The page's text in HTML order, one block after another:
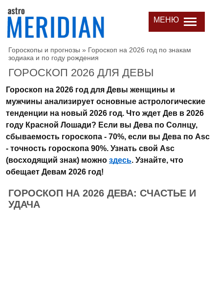
МЕНЮ
Гороскопы и прогнозы » Гороскоп на 2026 год по знакам
зодиака и по году рождения
ГОРОСКОП 2026 ДЛЯ ДЕВЫ
Гороскоп на 2026 год для Девы женщины и
мужчины анализирует основные астрологические
тенденции на новый 2026 год. Что ждет Дев в 2026
году Красной Лошади? Если вы Дева по Солнцу,
сбываемость гороскопа - 70%, если вы Дева по Asc
- точность гороскопа 90%. Узнать свой Asc
(восходящий знак) можно здесь. Узнайте, что
обещает Девам 2026 год!
ГОРОСКОП НА 2026 ДЕВА: СЧАСТЬЕ И
УДАЧА